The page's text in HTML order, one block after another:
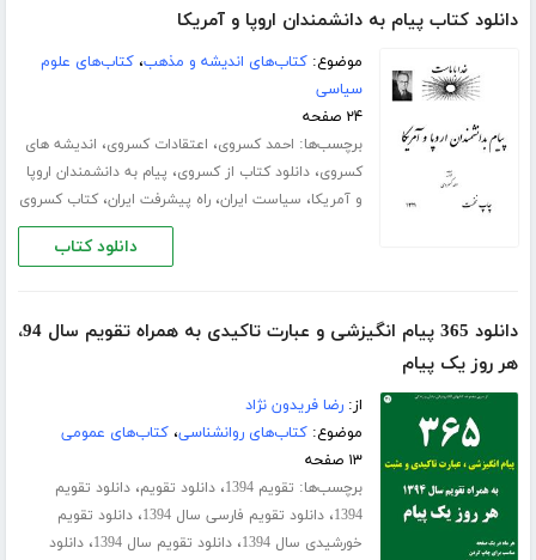
دانلود کتاب پیام به دانشمندان اروپا و آمریکا
موضوع:کتاب‌های اندیشه و مذهب،کتاب‌های علوم
سیاسی
۲۴ صفحه
برچسب‌ها: احمد کسروی، اعتقادات کسروی، اندیشه های
کسروی،دانلود کتاب از کسروی، پیام به دانشمندان اروپا
و آمریکا، سیاست ایران،راه پیشرفت ایران،کتاب کسروی
دانلود کتاب
دانلود 365 پیام انگیزشی و عبارت تاکیدی به همراه تقویم سال 94،
هر روز یک پیام
از:رضا فریدون نژاد
موضوع:کتاب‌های روانشناسی،کتاب‌های عمومی
۱۳ صفحه
برچسب‌ها: تقویم 1394 ،دانلود تقویم،دانلود تقویم
1394،دانلود تقویم فارسی سال 1394 ،دانلود تقویم
خورشیدی سال 1394
،دانلود تقویم سال 1394 ،دانلود